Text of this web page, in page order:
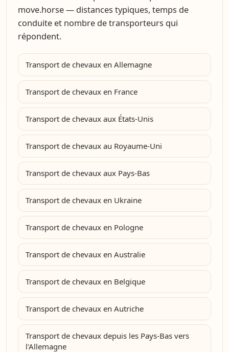
move.horse — distances typiques, temps de
conduite et nombre de transporteurs qui
répondent.
Transport de chevaux en Allemagne
Transport de chevaux en France
Transport de chevaux aux États-Unis
Transport de chevaux au Royaume-Uni
Transport de chevaux aux Pays-Bas
Transport de chevaux en Ukraine
Transport de chevaux en Pologne
Transport de chevaux en Australie
Transport de chevaux en Belgique
Transport de chevaux en Autriche
Transport de chevaux depuis les Pays-Bas vers
l'Allemagne